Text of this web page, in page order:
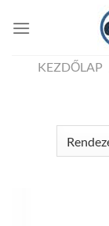
KEZDŐLAP